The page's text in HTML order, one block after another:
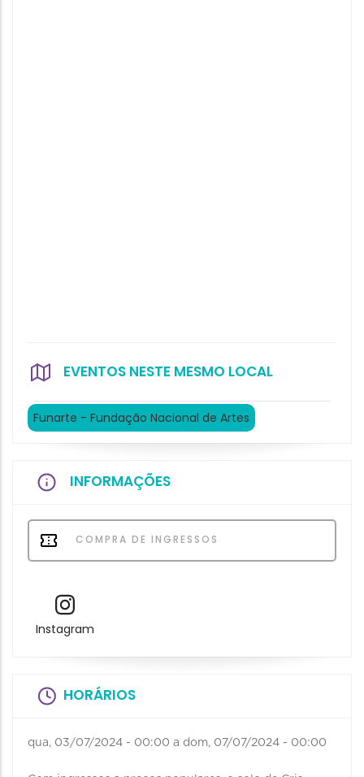
EVENTOS NESTE MESMO LOCAL
Funarte - Fundação Nacional de Artes
INFORMAÇÕES
COMPRA DE INGRESSOS
Instagram
HORÁRIOS
qua, 03/07/2024 - 00:00 a dom, 07/07/2024 - 00:00